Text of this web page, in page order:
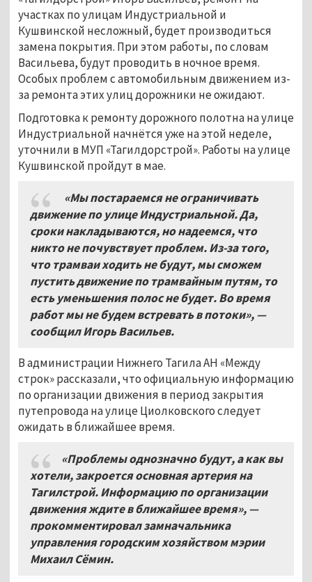
участках по улицам Индустриальной и
Кушвинской несложный, будет производиться
замена покрытия. При этом работы, по словам
Васильева, будут проводить в ночное время.
Особых проблем с автомобильным движением из-
за ремонта этих улиц дорожники не ожидают.
Подготовка к ремонту дорожного полотна на улице
Индустриальной начнётся уже на этой неделе,
уточнили в МУП «Тагилдорстрой». Работы на улице
Кушвинской пройдут в мае.
«Мы постараемся не ограничивать
движение по улице Индустриальной. Да,
сроки накладываются, но надеемся, что
никто не почувствует проблем. Из-за того,
что трамваи ходить не будут, мы сможем
пустить движение по трамвайным путям, то
есть уменьшения полос не будет. Во время
работ мы не будем встревать в потоки», —
сообщил Игорь Васильев.
В администрации Нижнего Тагила АН «Между
строк» рассказали, что официальную информацию
по организации движения в период закрытия
путепровода на улице Циолковского следует
ожидать в ближайшее время.
«Проблемы однозначно будут, а как вы
хотели, закроется основная артерия на
Тагилстрой. Информацию по организации
движения ждите в ближайшее время», —
прокомментировал замначальника
управления городским хозяйством мэрии
Михаил Сёмин.